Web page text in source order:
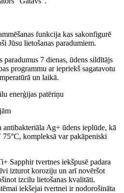
funkcija kas sakonfigurē
Jūsu lietošanas paradumiem.
paradumus 7 dienas, ūdens sildītājs
programmu ar iepriekš sagatavotu
un laikā.
enerģijas patēriņu
Ag+ ūdens ieplūde, kā
kompleksā var pakāpeniski
Sapphir tvertnes iekšpusē padara
izturot koroziju un arī novēršot
izcilu lietošanas kvalitāti.
iekšejai tvertnei ir nodorošināta